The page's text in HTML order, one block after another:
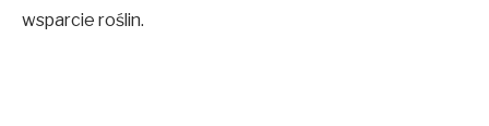
wsparcie roślin.